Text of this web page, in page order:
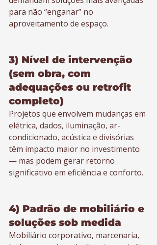
para não “enganar” no
aproveitamento de espaço.
3) Nível de intervenção
(sem obra, com
adequações ou retrofit
completo)
Projetos que envolvem mudanças em
elétrica, dados, iluminação, ar-
condicionado, acústica e divisórias
têm impacto maior no investimento
— mas podem gerar retorno
significativo em eficiência e conforto.
4) Padrão de mobiliário e
soluções sob medida
Mobiliário corporativo, marcenaria,